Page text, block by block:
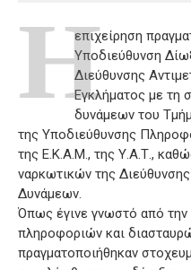
Ηεπιχείρηση
Υποδιεύθυνση
Διεύθυνσης
Εγκλήματος με τη
δυνάμεων του
της Υποδιεύθυνσης
της Ε.Κ.Α.Μ., της Υ.Α.Τ.,
ναρκωτικών της
Δυνάμεων.
Όπως έγινε γνωστό από
πληροφοριών και
πραγματοποιήθηκαν